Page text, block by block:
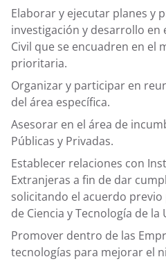
Elaborar y ejecutar planes y
investigación y desarrollo en
Civil que se encuadren en el
prioritaria.
Organizar y participar en
del área específica.
Asesorar en el área de
Públicas y Privadas.
Establecer relaciones con
Extranjeras a fin de dar
solicitando el acuerdo
de Ciencia y Tecnología de la
Promover dentro de las
tecnologías para mejorar el